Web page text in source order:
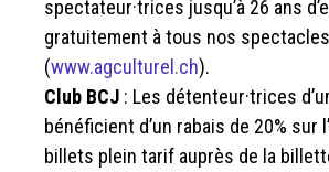
spectateur·trices jusqu’à 26 ans
gratuitement à tous nos spectacles
(www.agculturel.ch).
Club BCJ : Les détenteur·trices
bénéficient d’un rabais de 20% sur
billets plein tarif auprès de la